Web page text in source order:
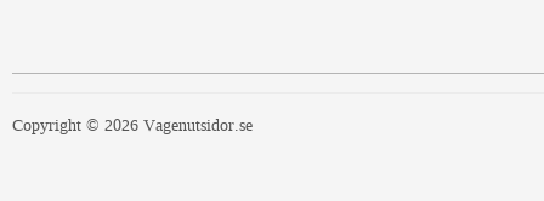
Copyright © 2026 Vagenutsidor.se